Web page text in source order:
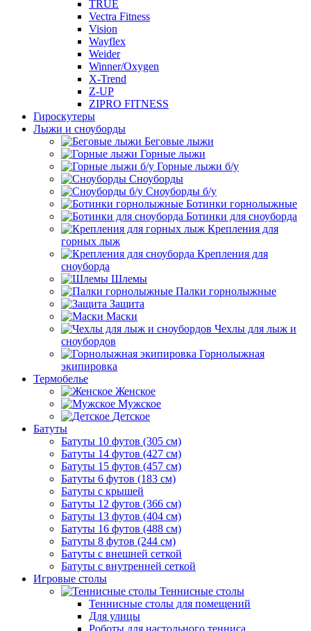
TRUE
Vectra Fitness
Vision
Wayflex
Weider
Winner/Oxygen
X-Trend
Z-UP
ZIPRO FITNESS
Гироскутеры
Лыжи и сноуборды
Беговые лыжи
Горные лыжи
Горные лыжи б/у
Сноуборды
Сноуборды б/у
Ботинки горнолыжные
Ботинки для сноуборда
Крепления для
горных лыж
Крепления для
сноуборда
Шлемы
Палки горнолыжные
Защита
Маски
Чехлы для лыж и
сноубордов
Горнолыжная
экипировка
Термобелье
Женское
Мужское
Детское
Батуты
Батуты 10 футов (305 см)
Батуты 14 футов (427 см)
Батуты 15 футов (457 см)
Батуты 6 футов (183 см)
Батуты с крышей
Батуты 12 футов (366 см)
Батуты 13 футов (404 см)
Батуты 16 футов (488 см)
Батуты 8 футов (244 см)
Батуты с внешней сеткой
Батуты с внутренней сеткой
Игровые столы
Теннисные столы
Теннисные столы для помещений
Для улицы
Роботы для настольного тенниса